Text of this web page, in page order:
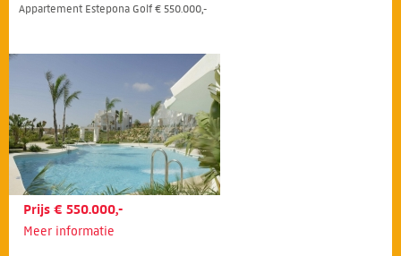
Appartement Estepona Golf € 550.000,-
Prijs € 550.000,-
Meer informatie